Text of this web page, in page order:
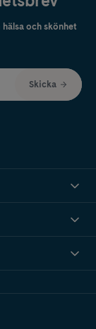
och skönhet
Skicka